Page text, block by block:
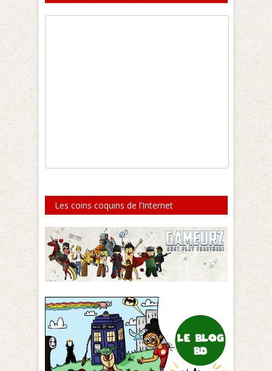
Les coins coquins de l’Internet